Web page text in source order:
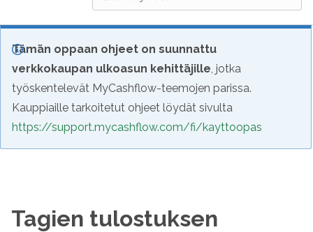
Tämän oppaan ohjeet on suunnattu
verkkokaupan ulkoasun kehittäjille, jotka
työskentelevät MyCashflow-teemojen parissa.
Kauppiaille tarkoitetut ohjeet löydät sivulta
https://support.mycashflow.com/fi/kayttoopas
Tagien tulostuksen